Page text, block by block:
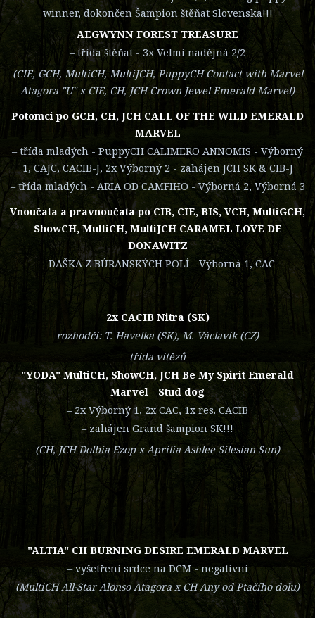
winner, dokončen Šampion štěňat Slovenska!!!
AEGWYNN FOREST TREASURE
– třída štěňat - 3x Velmi nadějná 2/2
(CIE, GCH, MultiCH, MultiJCH, PuppyCH Contact with Marvel
Atagora "U" x CIE, CH, JCH Crown Jewel Emerald Marvel)
Potomci po GCH, CH, JCH CALL OF THE WILD EMERALD
MARVEL
– třída mladých - PuppyCH CALIMERO ANNOMIS - Výborný
1, CAJC, CACIB-J, 2x Výborný 2 - zahájen JCH SK & CIB-J
– třída mladých - ARIA OD CAMFIHO - Výborná 2, Výborná 3
Vnoučata a pravnoučata po CIB, CIE, BIS, VCH, MultiGCH,
ShowCH, MultiCH, MultiJCH CARAMEL LOVE DE
DONAWITZ
– DAŠKA Z BÚRANSKÝCH POLÍ - Výborná 1, CAC
2x CACIB Nitra (SK)
rozhodčí: T. Havelka (SK), M. Václavík (CZ)
třída vítězů
"YODA" MultiCH, ShowCH, JCH Be My Spirit Emerald
Marvel - Stud dog
– 2x Výborný 1, 2x CAC, 1x res. CACIB
– zahájen Grand šampion SK!!!
(CH, JCH Dolbia Ezop x Aprilia Ashlee Silesian Sun)
"ALTIA" CH BURNING DESIRE EMERALD MARVEL
– vyšetření srdce na DCM - negativní
(MultiCH All-Star Alonso Atagora x CH Any od Ptačího dolu)